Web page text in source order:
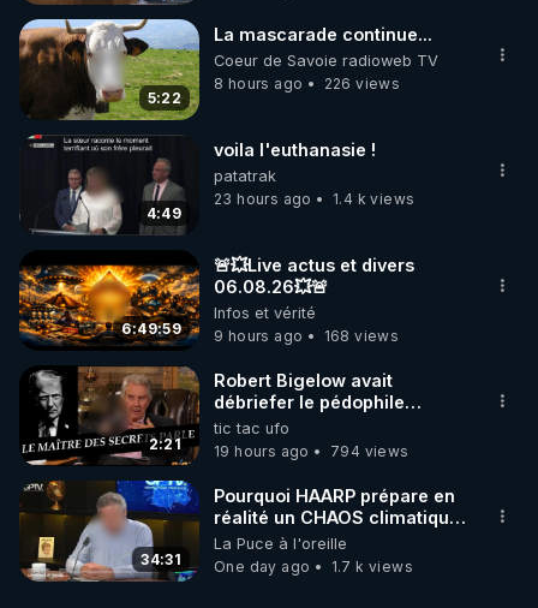
5:22
La mascarade continue...
Coeur de Savoie radioweb TV
8 hours ago
226 views
4:49
voila l'euthanasie !
patatrak
23 hours ago
1.4 k views
6:49:59
🚨💥Live actus et divers
06.08.26💥🚨
Infos et vérité
9 hours ago
168 views
2:21
Robert Bigelow avait
débriefer le pédophile
génocidaire de donald j
trump
tic tac ufo
19 hours ago
794 views
34:31
Pourquoi HAARP prépare en
réalité un CHAOS climatique,
on répond
La Puce à l'oreille
One day ago
1.7 k views